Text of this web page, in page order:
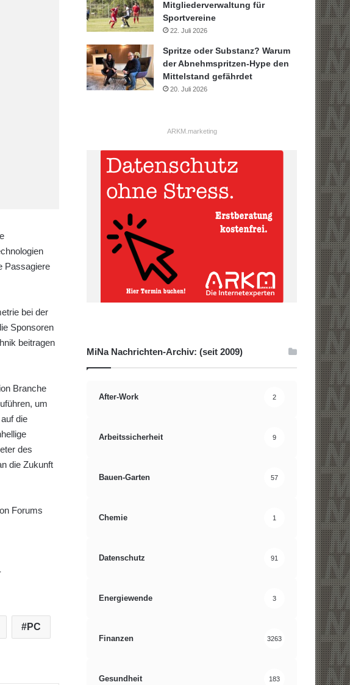
Passagiere
bei der
Sponsoren
beitragen
Branche
um
die
des
die Zukunft
Forums
PC
Mitgliederverwaltung für
Sportvereine
22. Juli 2026
Spritze oder Substanz? Warum
der Abnehmspritzen-Hype den
Mittelstand gefährdet
20. Juli 2026
ARKM.marketing
MiNa Nachrichten-Archiv: (seit 2009)
After-Work 2
Arbeitssicherheit 9
Bauen-Garten 57
Chemie 1
Datenschutz 91
Energiewende 3
Finanzen 3263
Gesundheit 183